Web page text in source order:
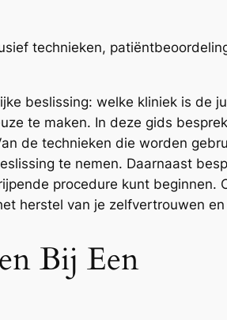
technieken,
beslissing: welke kliniek is de
te maken. In deze gids
de technieken die worden
te nemen. Daarnaast
procedure kunt beginnen.
herstel van je zelfvertrouwen
Bij Een